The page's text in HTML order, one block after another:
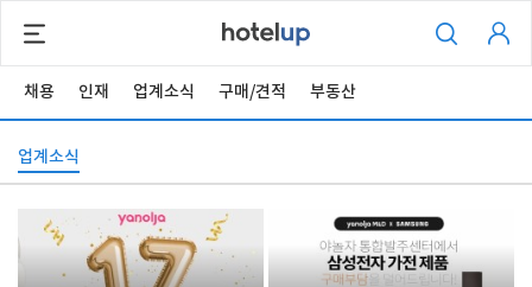
채용 인재 업계소식 구매/견적 부동산
업계소식